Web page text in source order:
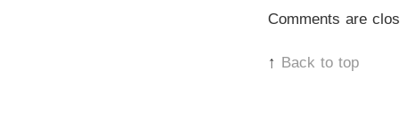
Comments are
↑ Back to top